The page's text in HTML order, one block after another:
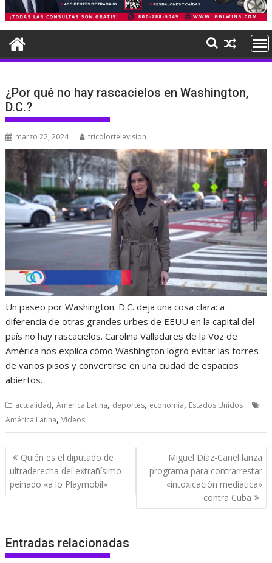
¿Por qué no hay rascacielos en Washington,
D.C.?
marzo 22, 2024 tricolortelevision
Un paseo por Washington. D.C. deja una cosa clara: a
diferencia de otras grandes urbes de EEUU en la capital del
país no hay rascacielos. Carolina Valladares de la Voz de
América nos explica cómo Washington logró evitar las torres
de varios pisos y convertirse en una ciudad de espacios
abiertos.
actualidad,América Latina, deportes, economia, Estados Unidos
América Latina,Videos
Navegación
de
entradas
Quién es el diputado de
ultraderecha del extrañísimo
peinado «a lo Playmobil»
Miguel Díaz-Canel lanza
programa para contrarrestar
«intoxicación mediática»
contra Cuba
Entradas relacionadas